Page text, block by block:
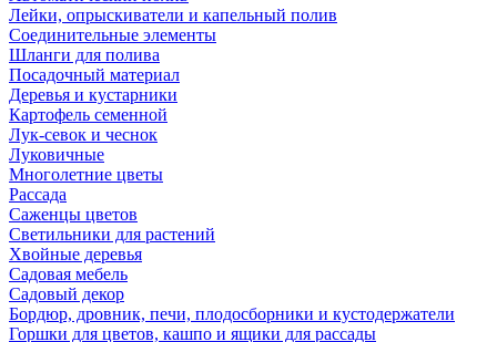
Лейки, опрыскиватели и капельный полив
Соединительные элементы
Шланги для полива
Посадочный материал
Деревья и кустарники
Картофель семенной
Лук-севок и чеснок
Луковичные
Многолетние цветы
Рассада
Саженцы цветов
Светильники для растений
Хвойные деревья
Садовая мебель
Садовый декор
Бордюр, дровник, печи, плодосборники и кустодержатели
Горшки для цветов, кашпо и ящики для рассады